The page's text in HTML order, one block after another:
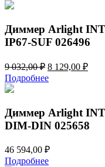
125,00 ₽.
Диммер Arlight
IP67-SUF 026496
9 032,00₽
цена
составляла
032,00 ₽.
8 129,00 ₽
Подробнее
Диммер Arlight
DIM-DIN 025658
46 594,00 ₽
Подробнее